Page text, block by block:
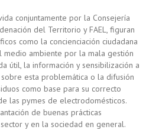
conjuntamente por la Consejería
del Territorio y FAEL, figuran
como la concienciación ciudadana
ambiente por la mala gestión
útil, la información y sensibilización a
esta problemática o la difusión
como base para su correcto
las pymes de electrodomésticos.
de buenas prácticas
y en la sociedad en general.